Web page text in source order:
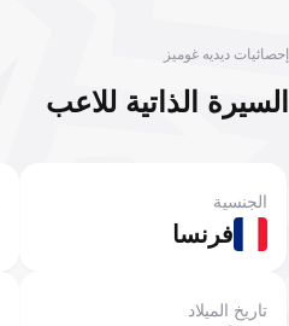
إحصائيات ديديه غوميز
السيرة الذاتية للاعب
فرنسا
الجنسية
تاريخ الميلاد